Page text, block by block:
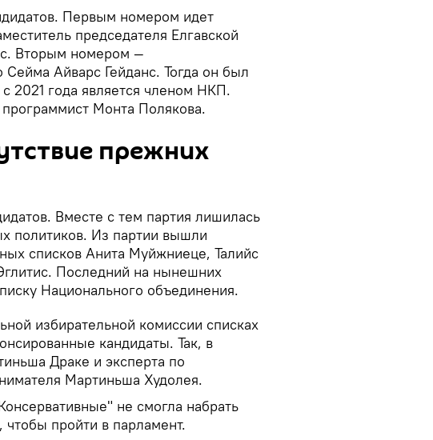
Первым номером идет
председателя Елгавской
Вторым номером —
Сейма Айварс Гейданс. Тогда он был
2021 года является членом НКП.
Монта Полякова.
прежних
Вместе с тем партия лишилась
политиков. Из партии вышли
списков Анита Муйжниеце, Талийс
Последний на нынешних
Национального объединения.
избирательной комиссии списках
кандидаты. Так, в
Драке и эксперта по
Мартиньша Худолея.
не смогла набрать
чтобы пройти в парламент.